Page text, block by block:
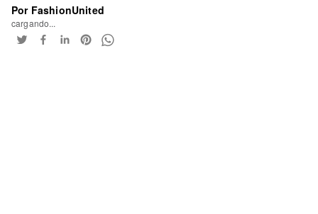
Por FashionUnited
cargando...